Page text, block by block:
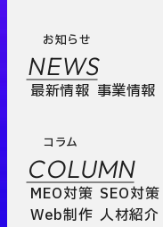
お知らせ
NEWS
最新情報 事業情報
コラム
COLUMN
MEO対策 SEO対策
Web制作 人材紹介